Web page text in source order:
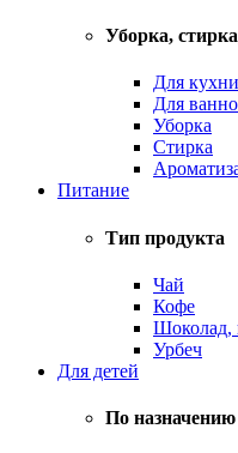
Уборка,
Для кухни
Для
Уборка
Стирка
Питание
Тип продукта
Чай
Кофе
Шоколад,
Урбеч
Для детей
По назначению